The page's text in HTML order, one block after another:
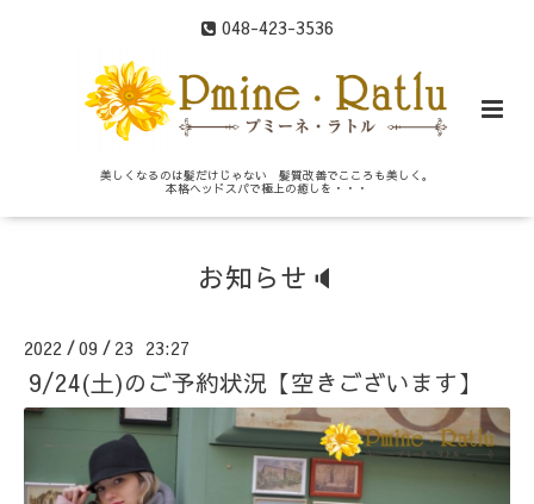
048-423-3536
美しくなるのは髪だけじゃない 髪質改善でこころも美しく。
本格ヘッドスパで極上の癒しを・・・
お知らせ🔈
2022 /09 / 23 23:27
9/24(土)のご予約状況【空きございます】